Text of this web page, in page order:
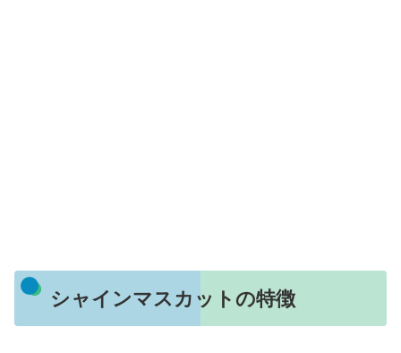
シャインマスカットの特徴